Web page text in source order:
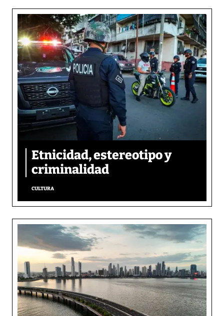
Etnicidad, estereotipo y
criminalidad
CULTURA